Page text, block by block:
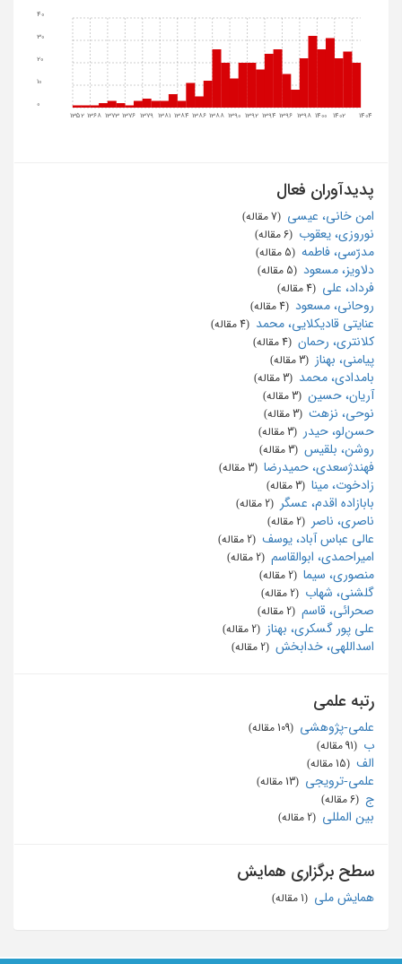
1352 1368 1373 1376 1379 1381 1384 1386 1388 1390 1392 1394 1396 1398 1400 1402 1404
10
20
30
40
پدیدآوران فعال
امن خانی، عیسی
نوروزی، یعقوب
مدرّسی، فاطمه
دلاویز، مسعود
فرداد، علی
روحانی، مسعود
عنایتی قادیکلایی، محمد
کلانتری، رحمان
پیامنی، بهناز
بامدادی، محمد
آریان، حسین
نوحی، نزهت
حسن‌لو، حیدر
روشن، بلقیس
فهندژسعدی، حمیدرضا
زادخوت، مینا
بابازاده اقدم، عسگر
ناصری، ناصر
عالی عباس آباد، یوسف
امیراحمدی، ابوالقاسم
منصوری، سیما
گلشنی، شهاب
صحرائی، قاسم
علی پور گسکری، بهناز
اسداللهی، خدابخش
رتبه علمی
علمی-پژوهشی
ب
الف
علمی-ترویجی
ج
بین المللی
سطح برگزاری همایش
همایش ملی